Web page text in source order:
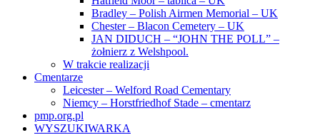
Bradley – Polish Airmen Memorial – UK
Chester – Blacon Cemetery – UK
JAN DIDUCH – “JOHN THE POLL” –
żołnierz z Welshpool.
W trakcie realizacji
Cmentarze
Leicester – Welford Road Cementary
Niemcy – Horstfriedhof Stade – cmentarz
pmp.org.pl
WYSZUKIWARKA